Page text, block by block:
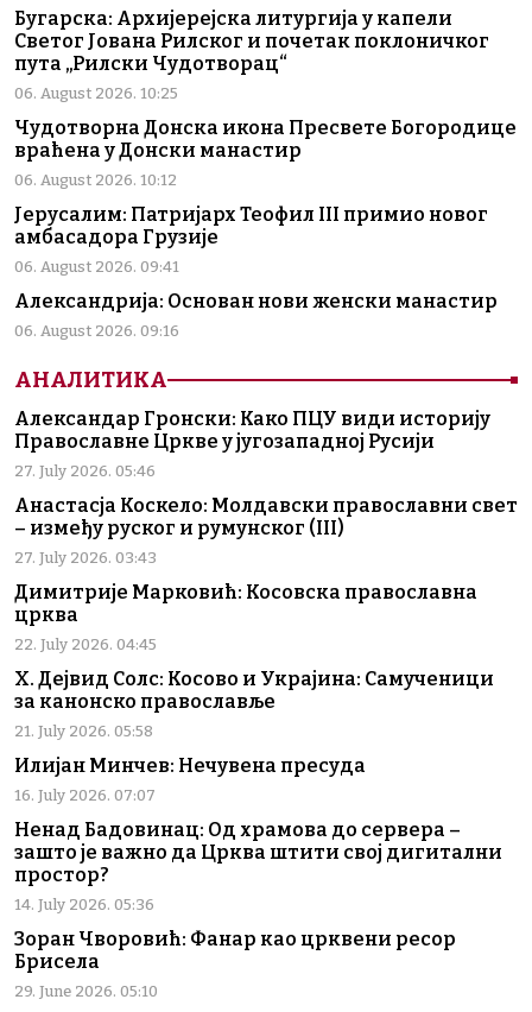
Бугарска: Архијерејска литургија у капели
Светог Јована Рилског и почетак поклоничког
пута „Рилски Чудотворац“
06. August 2026. 10:25
Чудотворна Донска икона Пресвете Богородице
враћена у Донски манастир
06. August 2026. 10:12
Јерусалим: Патријарх Теофил III примио новог
амбасадора Грузије
06. August 2026. 09:41
Александрија: Основан нови женски манастир
06. August 2026. 09:16
АНАЛИТИКА
Александар Гронски: Како ПЦУ види историју
Православне Цркве у југозападној Русији
27. July 2026. 05:46
Анастасја Коскело: Молдавски православни свет
– између руског и румунског (III)
27. July 2026. 03:43
Димитрије Марковић: Косовска православна
црква
22. July 2026. 04:45
Х. Дејвид Солс: Косово и Украјина: Самученици
за канонско православље
21. July 2026. 05:58
Илијан Минчев: Нечувена пресуда
16. July 2026. 07:07
Ненад Бадовинац: Од храмова до сервера –
зашто је важно да Црква штити свој дигитални
простор?
14. July 2026. 05:36
Зоран Чворовић: Фанар као црквени ресор
Брисела
29. June 2026. 05:10